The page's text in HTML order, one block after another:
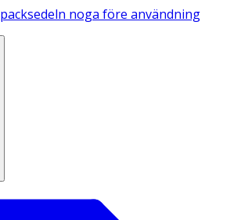
noga före användning